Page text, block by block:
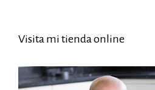
Visita mi tienda online